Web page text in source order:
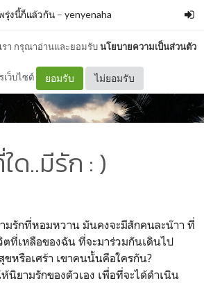
รา กรุณาอ่านและยอมรับนโยบายความเป็นส่วนตัว
เว็บไซต์ ยอมรับ ไม่ยอมรับ
รุ่งนี้ก็แล้วกัน– yenyenaha
ด..มีรัก : )
รักที่หอมหวาน มันคงจะมีสักคนละน๊าา ที่
ตที่เหลือของฉัน ที่จะมาร่วมกันเดินไป
หรือเศร้า เขาคนนั้นคือใครกัน?
นิยามรักของตัวเอง เพื่อที่จะได้ดำเนิน